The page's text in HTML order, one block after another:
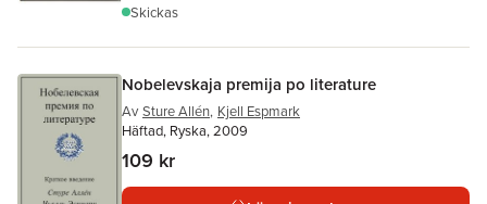
Skickas
Nobelevskaja premija po literature
Av Sture Allén, Kjell Espmark
Häftad, Ryska, 2009
109 kr